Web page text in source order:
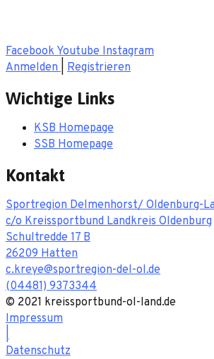
FacebookYoutube Instagram
Anmelden Registrieren
Wichtige Links
KSB Homepage
SSB Homepage
Kontakt
Sportregion Delmenhorst/ Oldenburg-
c/o Kreissportbund Landkreis Oldenburg
Schultredde 17 B
26209 Hatten
c.kreye@sportregion-del-ol.de
(04481) 9373344
© 2021 kreissportbund-ol-land.de
Impressum
Datenschutz